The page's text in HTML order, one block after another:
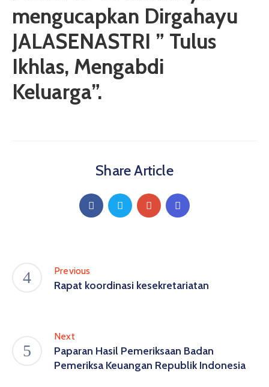
mengucapkan Dirgahayu
JALASENASTRI ” Tulus
Ikhlas, Mengabdi
Keluarga”.
Share Article
Previous
Rapat koordinasi kesekretariatan
Next
Paparan Hasil Pemeriksaan Badan
Pemeriksa Keuangan Republik Indonesia